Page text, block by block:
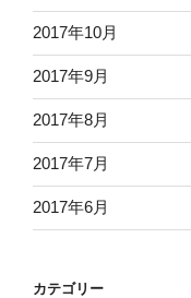
2017年10月
2017年9月
2017年8月
2017年7月
2017年6月
カテゴリー